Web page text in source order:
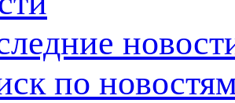
по